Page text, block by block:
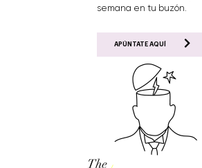
semana en tu buzón.
APÚNTATE AQUÍ